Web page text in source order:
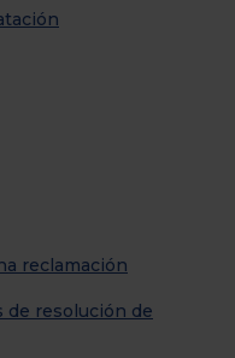
reclamación
de resolución de